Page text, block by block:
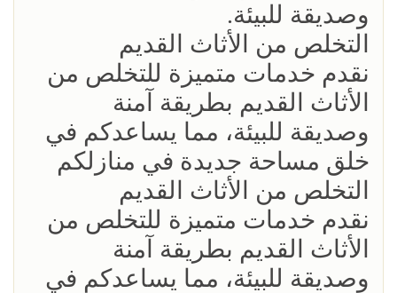
وصديقة للبيئة.
التخلص من الأثاث القديم
نقدم خدمات متميزة للتخلص من
الأثاث القديم بطريقة آمنة
وصديقة للبيئة، مما يساعدكم في
خلق مساحة جديدة في منازلكم
التخلص من الأثاث القديم
نقدم خدمات متميزة للتخلص من
الأثاث القديم بطريقة آمنة
وصديقة للبيئة، مما يساعدكم في